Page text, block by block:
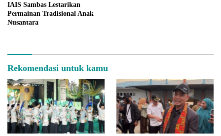
IAIS Sambas Lestarikan
Permainan Tradisional Anak
Nusantara
Rekomendasi untuk kamu